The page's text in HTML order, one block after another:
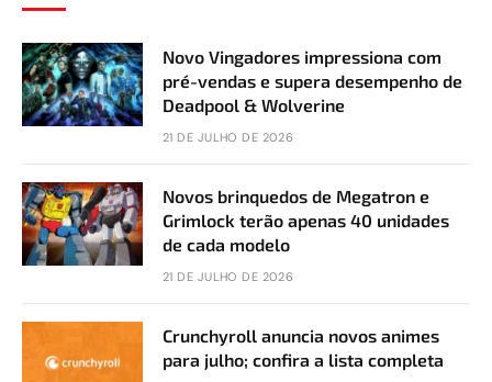
Novo Vingadores impressiona com
pré-vendas e supera desempenho de
Deadpool & Wolverine
21 DE JULHO DE 2026
Novos brinquedos de Megatron e
Grimlock terão apenas 40 unidades
de cada modelo
21 DE JULHO DE 2026
Crunchyroll anuncia novos animes
para julho; confira a lista completa